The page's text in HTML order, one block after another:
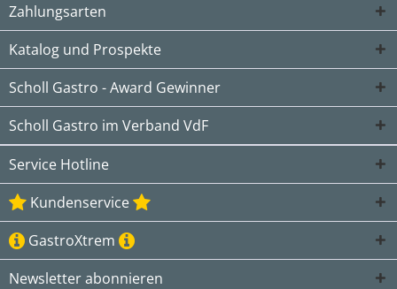
Zahlungsarten
Katalog und Prospekte
Scholl Gastro - Award Gewinner
Scholl Gastro im Verband VdF
Service Hotline
Kundenservice
GastroXtrem
Newsletter abonnieren